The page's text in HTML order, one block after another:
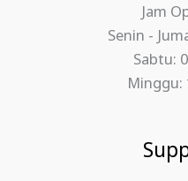
Jam
Senin -
Sabtu:
Minggu: